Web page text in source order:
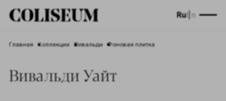
RuEn
Главная Коллекции Вивальди Фоновая плитка
Вивальди Уайт